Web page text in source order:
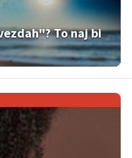
To naj bi